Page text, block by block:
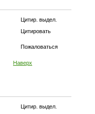
Цитир. выдел.
Цитировать
Пожаловаться
Наверх
Цитир. выдел.